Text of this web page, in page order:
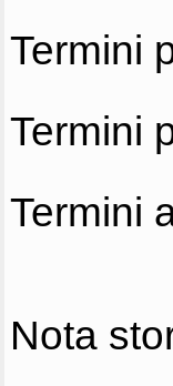
Termini
Termini
Termini
Nota